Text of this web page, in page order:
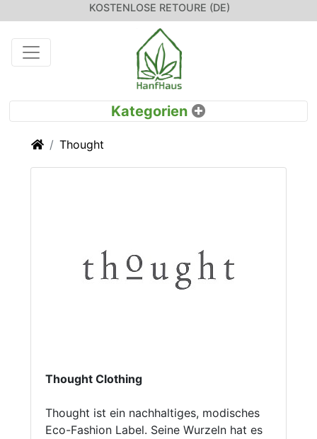
KOSTENLOSE RETOURE (DE)
Startseite
Thought
Thought Clothing
Thought ist ein nachhaltiges, modisches
Eco-Fashion Label. Seine Wurzeln hat es